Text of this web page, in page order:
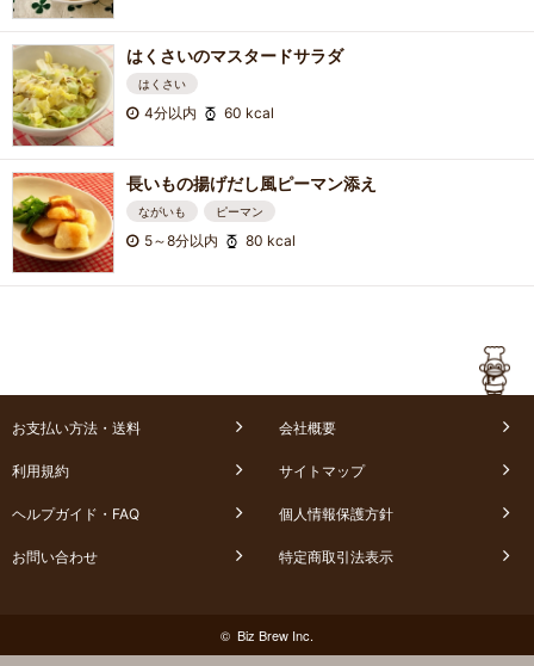
はくさいのマスタードサラダ
はくさい
4分以内 60 kcal
長いもの揚げだし風ピーマン添え
ながいも ピーマン
5～8分以内 80 kcal
お支払い方法・送料 会社概要
利用規約 サイトマップ
ヘルプガイド・FAQ 個人情報保護方針
お問い合わせ 特定商取引法表示
© Biz Brew Inc.